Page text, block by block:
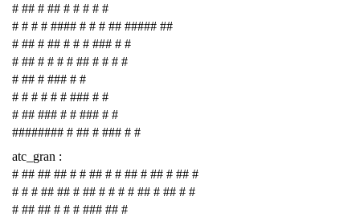
# ## # ## # # # # #
# # # # #### # # # ## ##### ##
# ## # ## # # # ### # #
# ## # # # # ## # # # #
# ## # ### # #
# # # # # # ### # #
# ## ### # # ### # #
######## # ## # ### # #
atc_gran :
# ## ## ## # # ## # # ## # ## # ## #
# # # ## ## # ## # # # # ## # ## # #
# ## ## # # # ### ## #